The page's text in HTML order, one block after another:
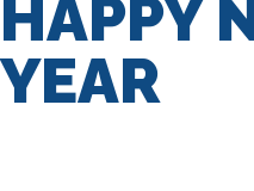
HAPPY
YEAR